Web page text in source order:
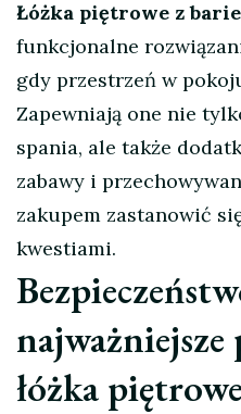
Łóżka piętrowe z
funkcjonalne
gdy przestrzeń w
Zapewniają one nie
spania, ale także
zabawy i
zakupem zastanowić
kwestiami.
łóżka